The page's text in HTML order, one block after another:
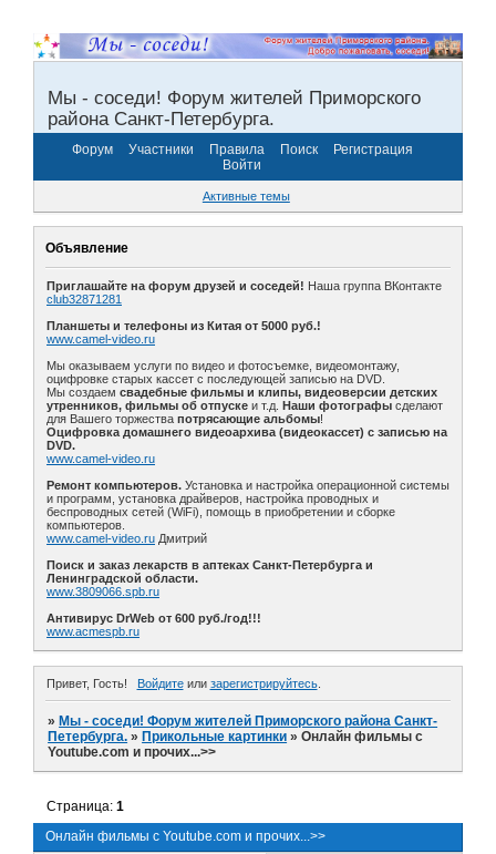
Мы - соседи! Форум жителей Приморского
района Санкт-Петербурга.
Форум Участники Правила Поиск
Регистрация
Войти
Активные темы
Объявление
Приглашайте на форум друзей и соседей! Наша группа ВКонтакте
club32871281
Планшеты и телефоны из Китая от 5000 руб.!
www.camel-video.ru
Мы оказываем услуги по видео и фотосъемке, видеомонтажу,
оцифровке старых кассет с последующей записью на DVD.
Мы создаем свадебные фильмы и клипы, видеоверсии детских
утренников, фильмы об отпуске и т.д. Наши фотографы сделают
для Вашего торжества потрясающие альбомы!
Оцифровка домашнего видеоархива (видеокассет) с записью на
DVD.
www.camel-video.ru
Ремонт компьютеров. Установка и настройка операционной системы
и программ, установка драйверов, настройка проводных и
беспроводных сетей (WiFi), помощь в приобретении и сборке
компьютеров.
www.camel-video.ru Дмитрий
Поиск и заказ лекарств в аптеках Санкт-Петербурга и
Ленинградской области.
www.3809066.spb.ru
Антивирус DrWeb от 600 руб./год!!!
www.acmespb.ru
Привет, Гость! Войдитеили зарегистрируйтесь.
» Мы - соседи! Форум жителей Приморского района Санкт-
Петербурга. » Прикольные картинки »Онлайн фильмы с
Youtube.com и прочих...>>
Онлайн фильмы с Youtube.com и прочих...>>
Страница:1